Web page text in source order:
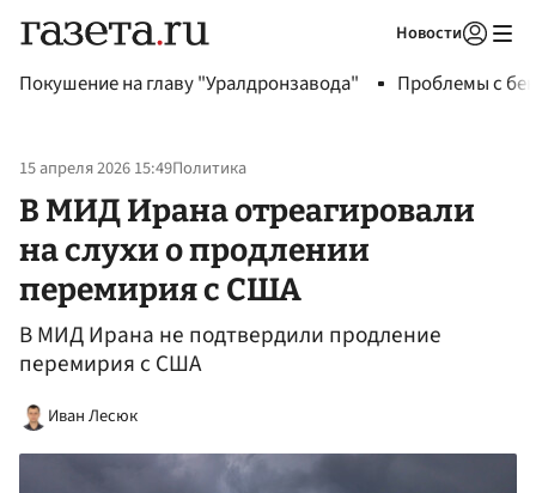
Новости
Покушение на главу "Уралдронзавода" Проблемы с
15 апреля 2026 15:49Политика
В МИД Ирана отреагировали
на слухи о продлении
перемирия с США
В МИД Ирана не подтвердили продление
перемирия с США
Иван Лесюк